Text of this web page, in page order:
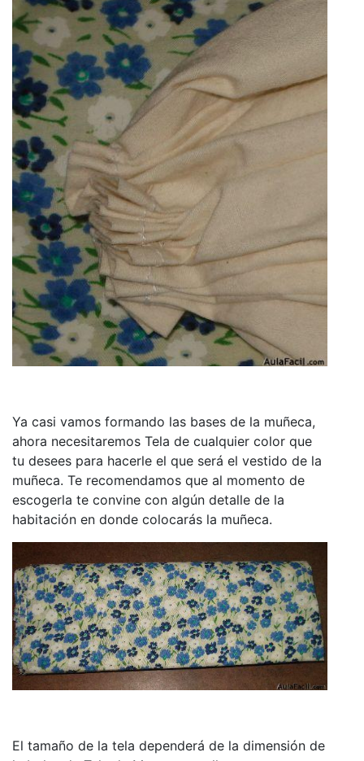
Ya casi vamos formando las bases de la muñeca,
ahora necesitaremos Tela de cualquier color que
tu desees para hacerle el que será el vestido de la
muñeca. Te recomendamos que al momento de
escogerla te convine con algún detalle de la
habitación en donde colocarás la muñeca.
El tamaño de la tela dependerá de la dimensión de